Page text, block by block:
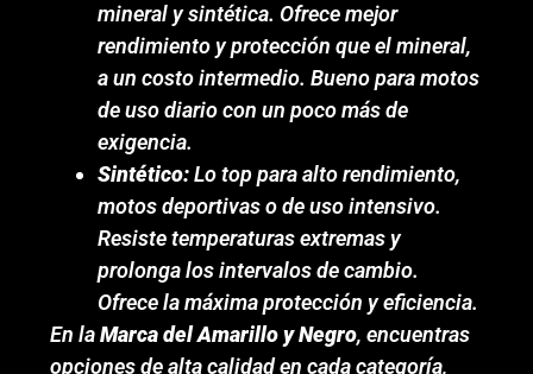
mineral y sintética. Ofrece mejor
rendimiento y protección que el mineral,
a un costo intermedio. Bueno para motos
de uso diario con un poco más de
exigencia.
Sintético:Lo top para alto rendimiento,
motos deportivas o de uso intensivo.
Resiste temperaturas extremas y
prolonga los intervalos de cambio.
Ofrece la máxima protección y eficiencia.
En laMarca del Amarillo y Negro, encuentras
opciones de alta calidad en cada categoría,